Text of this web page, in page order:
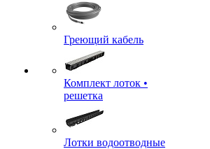
Греющий кабель
Комплект лоток •
решетка
Лотки водоотводные